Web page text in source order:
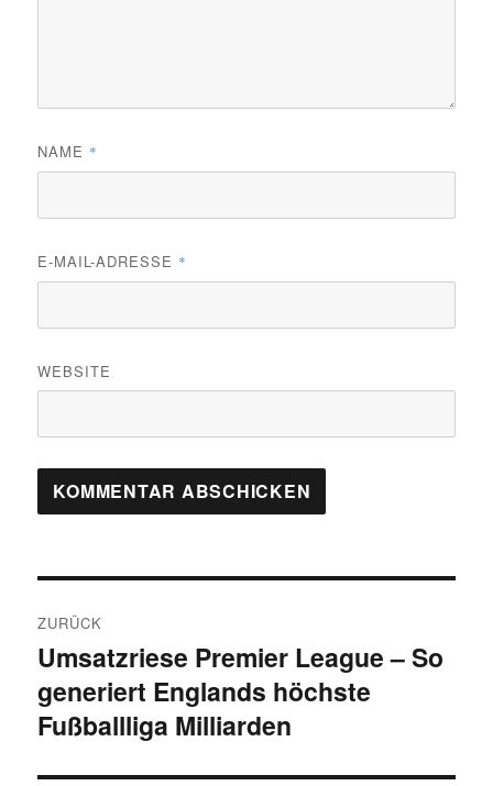
NAME *
E-MAIL-ADRESSE *
WEBSITE
ZURÜCK
Vorheriger
Beitrag:
Umsatzriese Premier League – So
generiert Englands höchste
Fußballliga Milliarden